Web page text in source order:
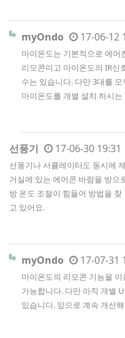
myOndo 17-06-12
마이온도는 기본적으로 에어
리모콘이고 마이온도의 IR신
수는 있습니다. 다만 3대를
마이온도를 개별 설치 하시
선풍기 17-06-30 19:31
선풍기나 서큘레이터도 동시에
거실에 있는 에어콘 바람을 방으
방 온도 조절이 힘들어 방법을 찾
고 있어요.
myOndo 17-07-31
마이온도의 리모콘 기능을
가능합니다. 다만 아직 개별
있습니다. 앞으로 계속 개선